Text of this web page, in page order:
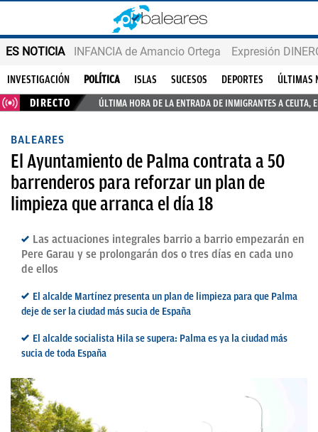
ES NOTICIA INFANCIA de Amancio Ortega Expresión
INVESTIGACIÓN POLÍTICA ISLAS SUCESOS DEPORTES
ÚLTIMAS
DIRECTO
ÚLTIMA HORA DE LA ENTRADA DE INMIGRANTES A CEUTA,
BALEARES
El Ayuntamiento de Palma contrata a 50
barrenderos para reforzar un plan de
limpieza que arranca el día 18
Las actuaciones integrales barrio a barrio empezarán en
Pere Garau y se prolongarán dos o tres días en cada uno
de ellos
El alcalde Martínez presenta un plan de limpieza para que Palma
deje de ser la ciudad más sucia de España
El alcalde socialista Hila se supera: Palma es ya la ciudad más
sucia de toda España